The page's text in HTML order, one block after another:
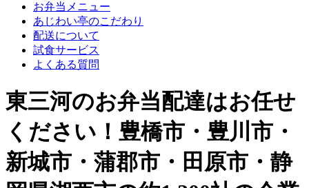
お弁当メニュー
あじわい亭のこだわり
配送について
試食サービス
よくある質問
東三河のお弁当配達はお任せ
ください！豊橋市・豊川市・
新城市・蒲郡市・田原市・静